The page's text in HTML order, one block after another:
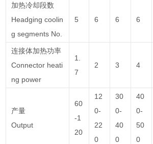
加热冷却段数
Headging coolin
g segments No.
5 6 6 6
连接体加热功率
Connector heati
ng power
1.
7
2 3 4
产量
Output
60
-1
20
12
0-
22
0
30
0-
40
0
40
0-
50
0